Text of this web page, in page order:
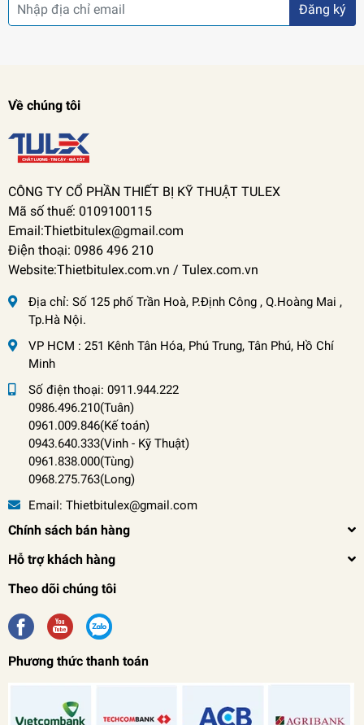
Đăng ký
Về chúng tôi
CÔNG TY CỔ PHẦN THIẾT BỊ KỸ THUẬT TULEX
Mã số thuế: 0109100115
Email:Thietbitulex@gmail.com
Điện thoại: 0986 496 210
Website:Thietbitulex.com.vn / Tulex.com.vn
Địa chỉ: Số 125 phố Trần Hoà, P.Định Công , Q.Hoàng Mai ,
Tp.Hà Nội.
VP HCM : 251 Kênh Tân Hóa, Phú Trung, Tân Phú, Hồ Chí
Minh
Số điện thoại: 0911.944.222
0986.496.210(Tuân)
0961.009.846(Kế toán)
0943.640.333(Vinh - Kỹ Thuật)
0961.838.000(Tùng)
0968.275.763(Long)
Email: Thietbitulex@gmail.com
Chính sách bán hàng
Hỗ trợ khách hàng
Theo dõi chúng tôi
Phương thức thanh toán